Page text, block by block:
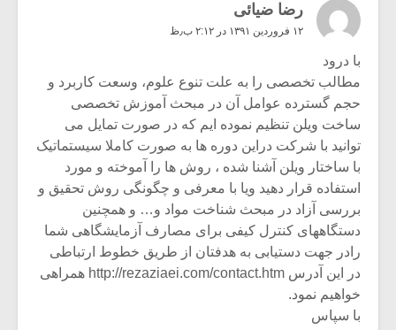
رضا ضیائی
۱۲ فروردین ۱۳۹۱ در ۲:۱۲ ب٫ظ
با درود
مطالب تخصصی را به علت تنوع علوم، وسعت کاربرد و
حجم گسترده عوامل آن در مبحث آموزش تخصصی
ساخت ویلن تنظیم نموده ایم که در صورت تمایل می
توانید با شرکت دراین دوره ها به صورت کاملا سیستماتیک
با ساختار ویلن آشنا شده ، روش ها را آموخته و مورد
استفاده قرار دهید ویا با معرفی و چگونگی روش تحقیق و
بررسی آزاد در مبحث شناخت مواد و… و همچنین
دستگاههای کنترل کیفی برای مصارف آزمایشگاهی شما
رادر جهت دستیابی به هدفتان از طریق خطوط ارتباطی
در این آدرس http://rezaziaei.com/contact.htm همراهی
خواهیم نمود.
با سپاس